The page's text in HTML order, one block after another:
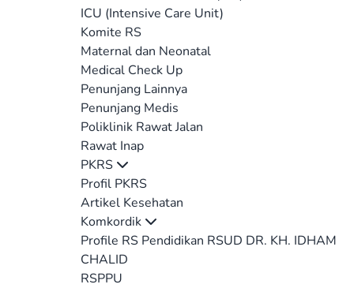
ICU (Intensive Care Unit)
Komite RS
Maternal dan Neonatal
Medical Check Up
Penunjang Lainnya
Penunjang Medis
Poliklinik Rawat Jalan
Rawat Inap
PKRS
Profil PKRS
Artikel Kesehatan
Komkordik
Profile RS Pendidikan RSUD DR. KH. IDHAM
CHALID
RSPPU